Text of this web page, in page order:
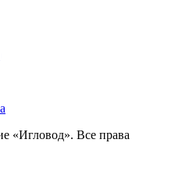
«Игловод». Все права